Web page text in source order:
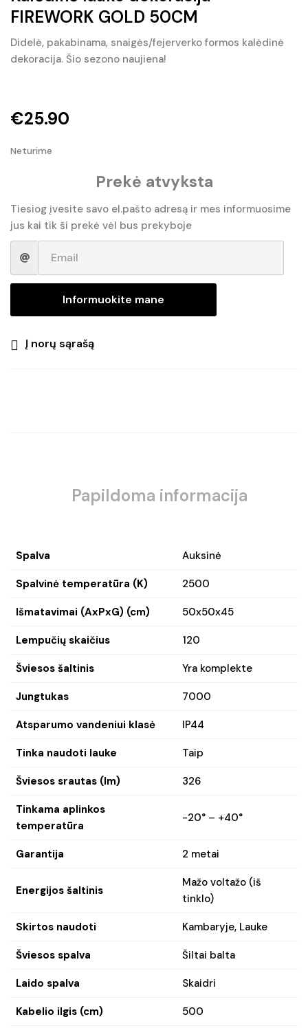
FIREWORK GOLD 50CM
Didelė, pakabinama, snaigės/fejerverko formos kalėdinė
dekoracija. Šio sezono naujiena!
€25.90
Neturime
Prekė atvyksta
Tiesiog įvesite savo el.pašto adresą ir mes informuosime
jus kai tik ši prekė vėl bus prekyboje
Informuokite mane
Į norų sąrašą
Papildoma informacija
Spalva Auksinė
Spalvinė temperatūra (K) 2500
Išmatavimai (AxPxG) (cm) 50x50x45
Lempučių skaičius 120
Šviesos šaltinis Yra komplekte
Jungtukas 7000
Atsparumo vandeniui klasė IP44
Tinka naudoti lauke Taip
Šviesos srautas (lm) 326
Tinkama aplinkos
temperatūra
-20° – +40°
Garantija 2 metai
Energijos šaltinis
Mažo voltažo (iš
tinklo)
Skirtos naudoti Kambaryje, Lauke
Šviesos spalva Šiltai balta
Laido spalva Skaidri
Kabelio ilgis (cm) 500